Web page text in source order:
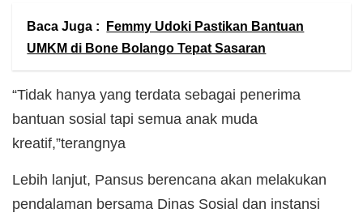
Baca Juga :
Femmy Udoki Pastikan Bantuan
UMKM di Bone Bolango Tepat Sasaran
“Tidak hanya yang terdata sebagai penerima
bantuan sosial tapi semua anak muda
kreatif,”terangnya
Lebih lanjut, Pansus berencana akan melakukan
pendalaman bersama Dinas Sosial dan instansi